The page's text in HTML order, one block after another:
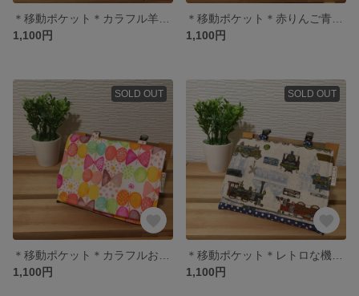
1,100円
1,100円
SOLD OUT
1,100円
SOLD OUT
1,100円